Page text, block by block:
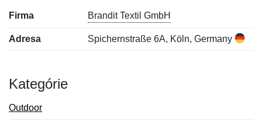
Firma Brandit Textil GmbH
Adresa Spichernstraße 6A, Köln, Germany
Kategórie
Outdoor